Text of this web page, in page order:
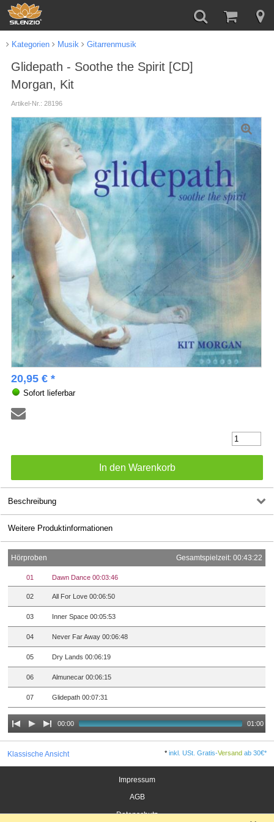
Kategorien Musik Gitarrenmusik
Glidepath - Soothe the Spirit [CD]
Morgan, Kit
Artikel-Nr.: 28196
20,95 € *
Sofort lieferbar
Beschreibung
Weitere Produktinformationen
Hörproben Gesamtspielzeit: 00:43:22
01 Dawn Dance 00:03:46
02 All For Love 00:06:50
03 Inner Space 00:05:53
04 Never Far Away 00:06:48
05 Dry Lands 00:06:19
06 Almunecar 00:06:15
07 Glidepath 00:07:31
00:00 01:00
Klassische Ansicht *inkl. USt. Gratis-Versand ab 30€*
Impressum
AGB
Datenschutz